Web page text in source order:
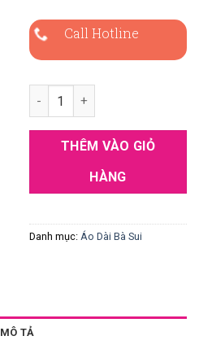
Call Hotline
Áo Dài Bà Sui Xanh Rêu Đẹp
THÊM VÀO GIỎ
HÀNG
Danh mục: Áo Dài Bà Sui
MÔ TẢ